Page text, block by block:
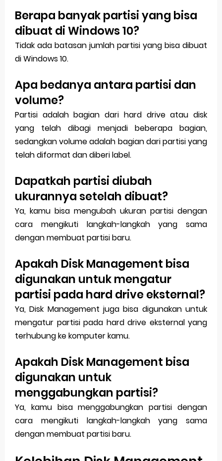
Berapa banyak partisi yang bisa
dibuat di Windows 10?
Tidak ada batasan jumlah partisi yang bisa dibuat
di Windows 10.
Apa bedanya antara partisi dan
volume?
Partisi adalah bagian dari hard drive atau disk
yang telah dibagi menjadi beberapa bagian,
sedangkan volume adalah bagian dari partisi yang
telah diformat dan diberi label.
Dapatkah partisi diubah
ukurannya setelah dibuat?
Ya, kamu bisa mengubah ukuran partisi dengan
cara mengikuti langkah-langkah yang sama
dengan membuat partisi baru.
Apakah Disk Management bisa
digunakan untuk mengatur
partisi pada hard drive eksternal?
Ya, Disk Management juga bisa digunakan untuk
mengatur partisi pada hard drive eksternal yang
terhubung ke komputer kamu.
Apakah Disk Management bisa
digunakan untuk
menggabungkan partisi?
Ya, kamu bisa menggabungkan partisi dengan
cara mengikuti langkah-langkah yang sama
dengan membuat partisi baru.